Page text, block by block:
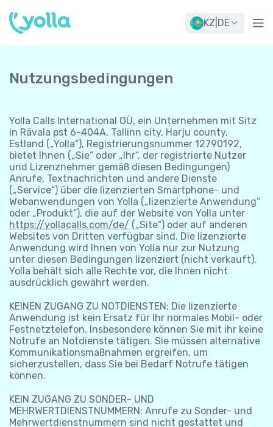
KZ DE
Nutzungsbedingungen
Yolla Calls International OÜ, ein Unternehmen mit Sitz
in Rävala pst 6-404A, Tallinn city, Harju county,
Estland („Yolla“), Registrierungsnummer 12790192,
bietet Ihnen („Sie“ oder „Ihr“, der registrierte Nutzer
und Lizenznehmer gemäß diesen Bedingungen)
Anrufe, Textnachrichten und andere Dienste
(„Service“) über die lizenzierten Smartphone- und
Webanwendungen von Yolla („lizenzierte Anwendung“
oder „Produkt“), die auf der Website von Yolla unter
https://yollacalls.com/de/ („Site“) oder auf anderen
Websites von Dritten verfügbar sind. Die lizenzierte
Anwendung wird Ihnen von Yolla nur zur Nutzung
unter diesen Bedingungen lizenziert (nicht verkauft).
Yolla behält sich alle Rechte vor, die Ihnen nicht
ausdrücklich gewährt werden.
KEINEN ZUGANG ZU NOTDIENSTEN: Die lizenzierte
Anwendung ist kein Ersatz für Ihr normales Mobil- oder
Festnetztelefon. Insbesondere können Sie mit ihr keine
Notrufe an Notdienste tätigen. Sie müssen alternative
Kommunikationsmaßnahmen ergreifen, um
sicherzustellen, dass Sie bei Bedarf Notrufe tätigen
können.
KEIN ZUGANG ZU SONDER- UND
MEHRWERTDIENSTNUMMERN: Anrufe zu Sonder- und
Mehrwertdienstnummern sind nicht gestattet und